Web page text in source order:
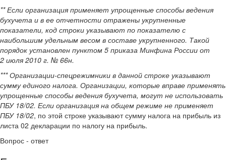
**Если организация применяет упрощенные способы ведения
бухучета и в ее отчетности отражены укрупненные
показатели, код строки указывают по показателю с
наибольшим удельным весом в составе укрупненного. Такой
порядок установлен пунктом 5 приказа Минфина России от
2 июля 2010 г. № 66н.
***Организации-спецрежимники в данной строке указывают
сумму единого налога. Организации, которые вправе применять
упрощенные способы ведения бухучета, могут не использовать
ПБУ 18/02. Если организация на общем режиме не применяет
ПБУ 18/02, по этой строке указывают сумму налога на прибыль из
листа 02 декларации по налогу на прибыль.
Вопрос - ответ